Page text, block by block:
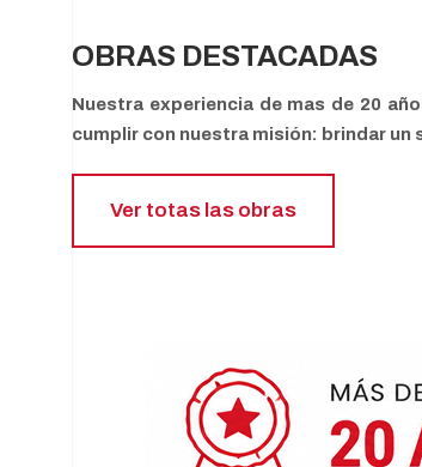
OBRAS DESTACADAS
Nuestra experiencia de mas de 20
cumplir con nuestra misión: brindar
Ver totas las obras